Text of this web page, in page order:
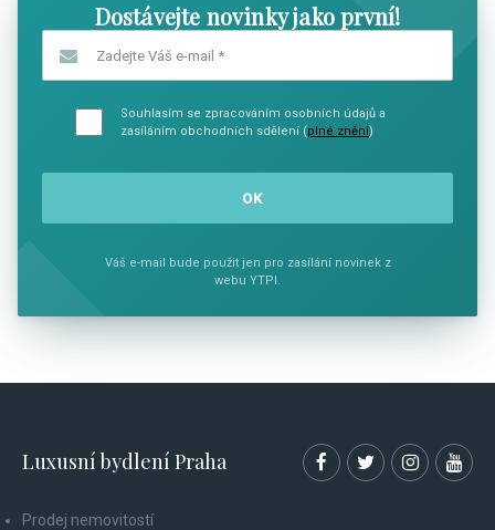
Dostávejte novinky jako první!
Souhlasím se zpracováním osobních údajů a
zasíláním obchodních sdělení (plné znění)
Váš e-mail bude použit jen pro zasílání novinek z
webu YTPI.
Luxusní bydlení Praha
Prodej nemovitostí